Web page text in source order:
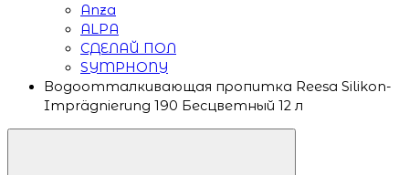
Anza
ALPA
СДЕЛАЙ ПОЛ
SYMPHONY
Водоотталкивающая пропитка Reesa Silikon-
Imprägnierung 190 Бесцветный 12 л